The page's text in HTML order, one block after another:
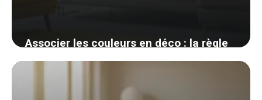
Associer les couleurs en déco : la règle
des 60-30-10 et le cercle chromatique